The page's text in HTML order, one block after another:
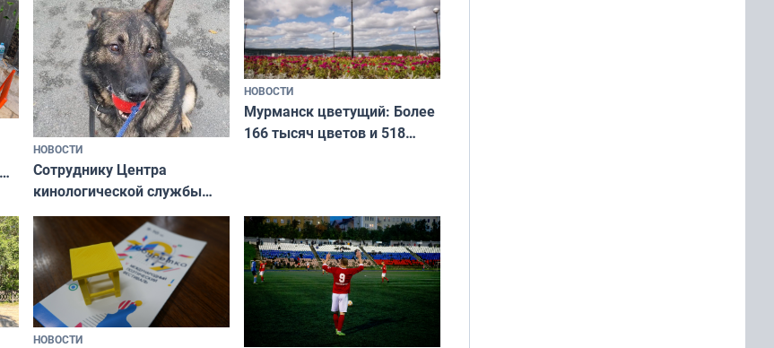
НОВОСТИ
Сотруднику Центра
кинологической службы
ищут новый дом
НОВОСТИ
Мурманск цветущий: Более
166 тысяч цветов и 518
НОВОСТИ